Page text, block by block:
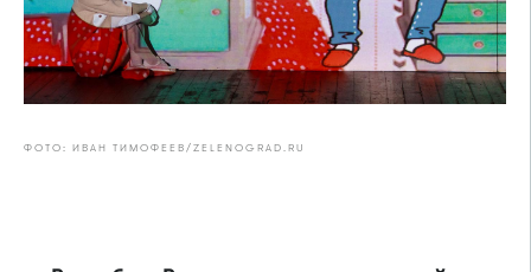
ФОТО: ИВАН ТИМОФЕЕВ/ZELENOGRAD.RU